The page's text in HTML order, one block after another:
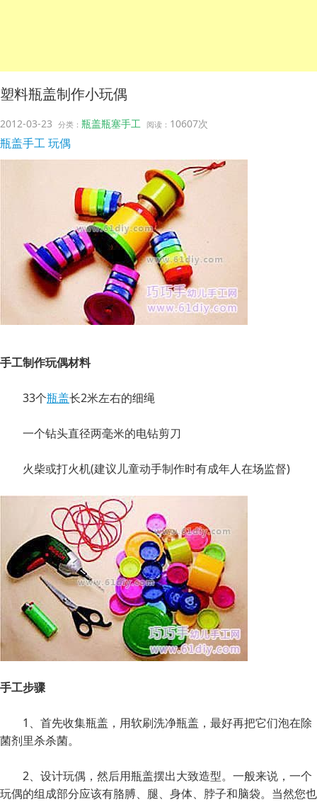
塑料瓶盖制作小玩偶
2012-03-23 分类： 瓶盖瓶塞手工 阅读： 10607次
瓶盖手工玩偶
手工制作玩偶材料
33个瓶盖长2米左右的细绳
一个钻头直径两毫米的电钻剪刀
火柴或打火机(建议儿童动手制作时有成年人在场监督)
手工步骤
1、首先收集瓶盖，用软刷洗净瓶盖，最好再把它们泡在除
菌剂里杀杀菌。
2、设计玩偶，然后用瓶盖摆出大致造型。一般来说，一个
玩偶的组成部分应该有胳膊、腿、身体、脖子和脑袋。当然您也